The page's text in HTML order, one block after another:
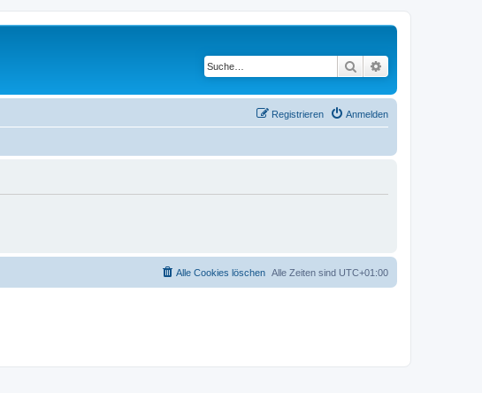
Suche
Anmelden
Registrieren
Alle Zeiten sind UTC+01:00
Alle Cookies löschen